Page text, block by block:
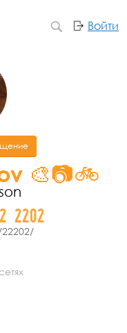
Войти
🎨📷🚲
2 2202